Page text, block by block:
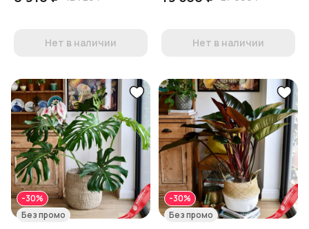
Нет в наличии Нет в наличии
-30%
Без промо
-30%
Без промо